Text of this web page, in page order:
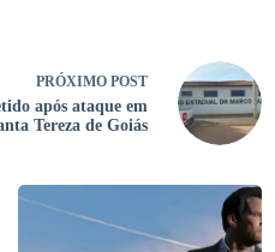
PRÓXIMO POST
após ataque em
Tereza de Goiás